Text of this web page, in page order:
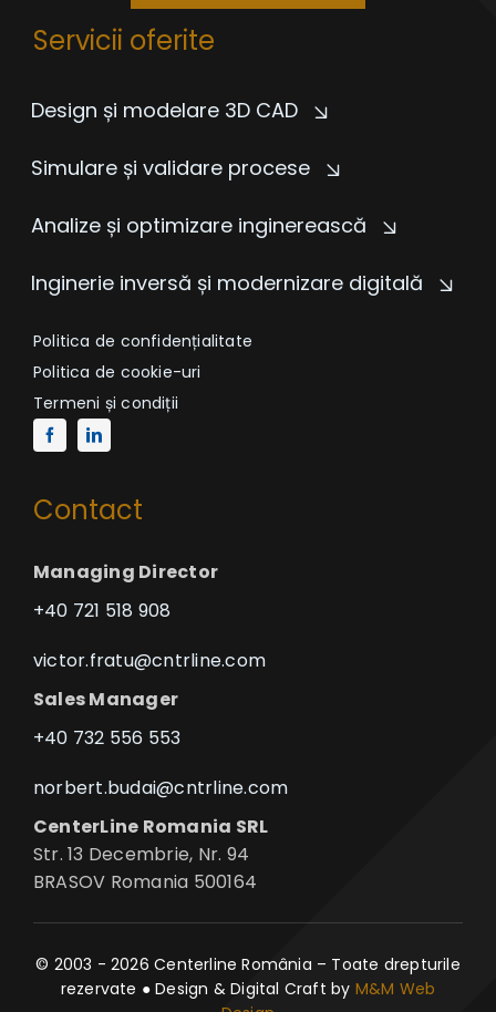
Servicii oferite
Design și modelare 3D CAD
Simulare și validare procese
Analize și optimizare inginerească
Inginerie inversă și modernizare digitală
Politica de confidențialitate
Politica de cookie-uri
Termeni și condiții
Contact
Managing Director
+40 721 518 908
victor.fratu@cntrline.com
Sales Manager
+40 732 556 553
norbert.budai@cntrline.com
CenterLine Romania SRL
Str. 13 Decembrie, Nr. 94
BRASOV Romania 500164
© 2003 - 2026 Centerline România – Toate drepturile
rezervate ● Design & Digital Craft by M&M Web